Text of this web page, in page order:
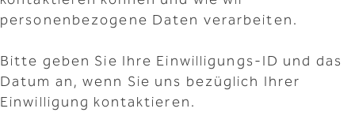
personenbezogene Daten verarbeiten.
Bitte geben Sie Ihre Einwilligungs-ID und das
Datum an, wenn Sie uns bezüglich Ihrer
Einwilligung kontaktieren.